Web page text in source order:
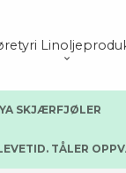
SKJÆRFJØLER
TÅLER